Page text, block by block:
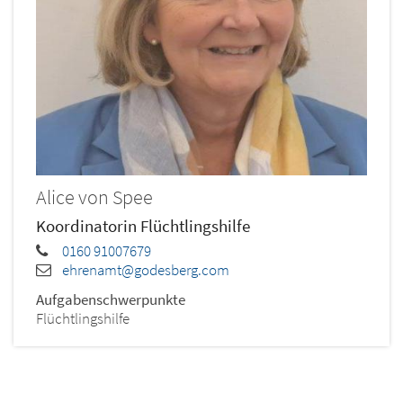
Alicevon Spee
Koordinatorin Flüchtlingshilfe
0160 91007679
ehrenamt@godesberg.com
Aufgabenschwerpunkte
Flüchtlingshilfe